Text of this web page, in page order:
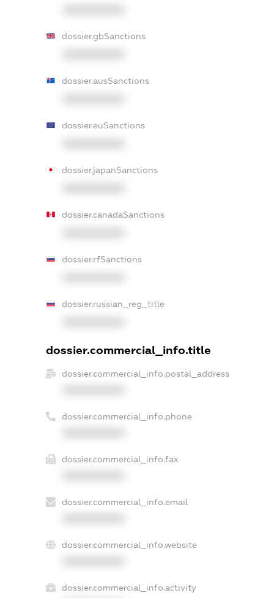
dossier.gbSanctions
dossier.ausSanctions
dossier.euSanctions
dossier.japanSanctions
dossier.canadaSanctions
dossier.rfSanctions
dossier.russian_reg_title
dossier.commercial_info.title
dossier.commercial_info.postal_address
dossier.commercial_info.phone
dossier.commercial_info.fax
dossier.commercial_info.email
dossier.commercial_info.website
dossier.commercial_info.activity